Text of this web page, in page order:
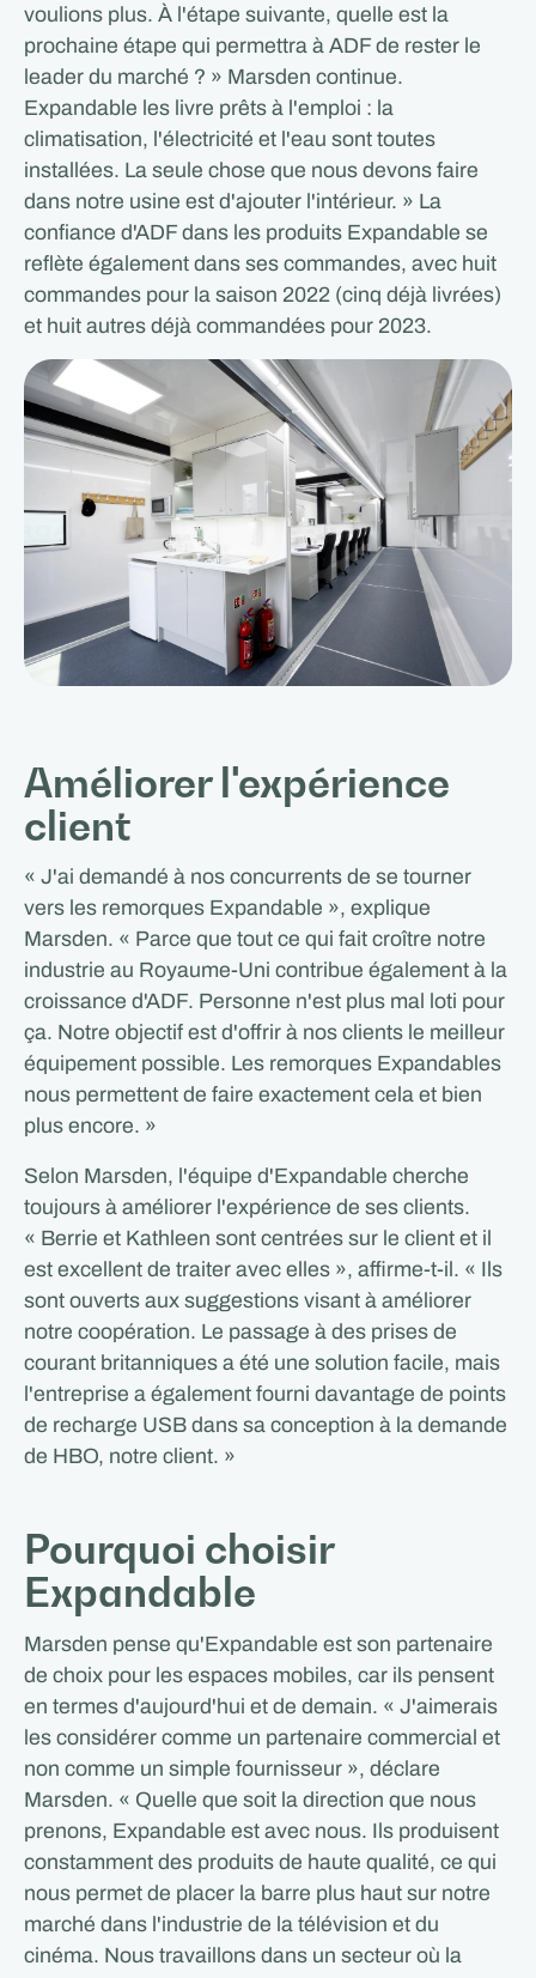
voulions plus. À l'étape suivante, quelle est la
prochaine étape qui permettra à ADF de rester le
leader du marché ? » Marsden continue.
Expandable les livre prêts à l'emploi : la
climatisation, l'électricité et l'eau sont toutes
installées. La seule chose que nous devons faire
dans notre usine est d'ajouter l'intérieur. » La
confiance d'ADF dans les produits Expandable se
reflète également dans ses commandes, avec huit
commandes pour la saison 2022 (cinq déjà livrées)
et huit autres déjà commandées pour 2023.
Améliorer l'expérience
client
« J'ai demandé à nos concurrents de se tourner
vers les remorques Expandable », explique
Marsden. « Parce que tout ce qui fait croître notre
industrie au Royaume-Uni contribue également à la
croissance d'ADF. Personne n'est plus mal loti pour
ça. Notre objectif est d'offrir à nos clients le meilleur
équipement possible. Les remorques Expandables
nous permettent de faire exactement cela et bien
plus encore. »
Selon Marsden, l'équipe d'Expandable cherche
toujours à améliorer l'expérience de ses clients.
« Berrie et Kathleen sont centrées sur le client et il
est excellent de traiter avec elles », affirme-t-il. « Ils
sont ouverts aux suggestions visant à améliorer
notre coopération. Le passage à des prises de
courant britanniques a été une solution facile, mais
l'entreprise a également fourni davantage de points
de recharge USB dans sa conception à la demande
de HBO, notre client. »
Pourquoi choisir
Expandable
Marsden pense qu'Expandable est son partenaire
de choix pour les espaces mobiles, car ils pensent
en termes d'aujourd'hui et de demain. « J'aimerais
les considérer comme un partenaire commercial et
non comme un simple fournisseur », déclare
Marsden. « Quelle que soit la direction que nous
prenons, Expandable est avec nous. Ils produisent
constamment des produits de haute qualité, ce qui
nous permet de placer la barre plus haut sur notre
marché dans l'industrie de la télévision et du
cinéma. Nous travaillons dans un secteur où la